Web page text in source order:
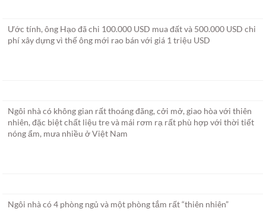
Ước tính, ông Hạo đã chi 100.000 USD mua đất và 500.000 USD chi
phí xây dựng vì thế ông mới rao bán với giá 1 triệu USD
Ngôi nhà có không gian rất thoáng đãng, cởi mở, giao hòa với thiên
nhiên, đặc biệt chất liệu tre và mái rơm rạ rất phù hợp với thời tiết
nóng ẩm, mưa nhiều ở Việt Nam
Ngôi nhà có 4 phòng ngủ và một phòng tắm rất “thiên nhiên”